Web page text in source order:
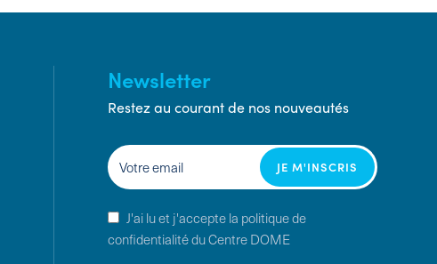
Newsletter
Restez au courant de nos nouveautés
J'ai lu et j'accepte la politique de
confidentialité du Centre DOME